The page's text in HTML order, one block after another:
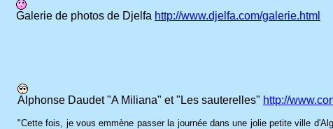
Galerie de photos de Djelfa http://www.djelfa.com/galerie.html
Alphonse Daudet "A Miliana" et "Les sauterelles" http://
"Cette fois, je vous emmène passer la journée dans une jolie petite ville